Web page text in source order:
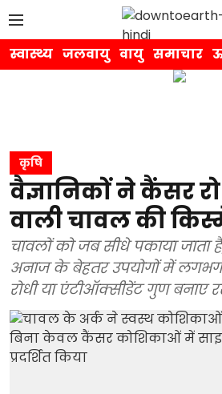
स्वास्थ्य जलवायु वायु समाचार
कृषि
वैज्ञानिकों ने कैंसर
वाली चावल की
चावलों को जब सीधे पकाया जाता
अनाज के बेहतर उपयोगों में
रोधी या एंटीऑक्सीडेंट गुण बनाए